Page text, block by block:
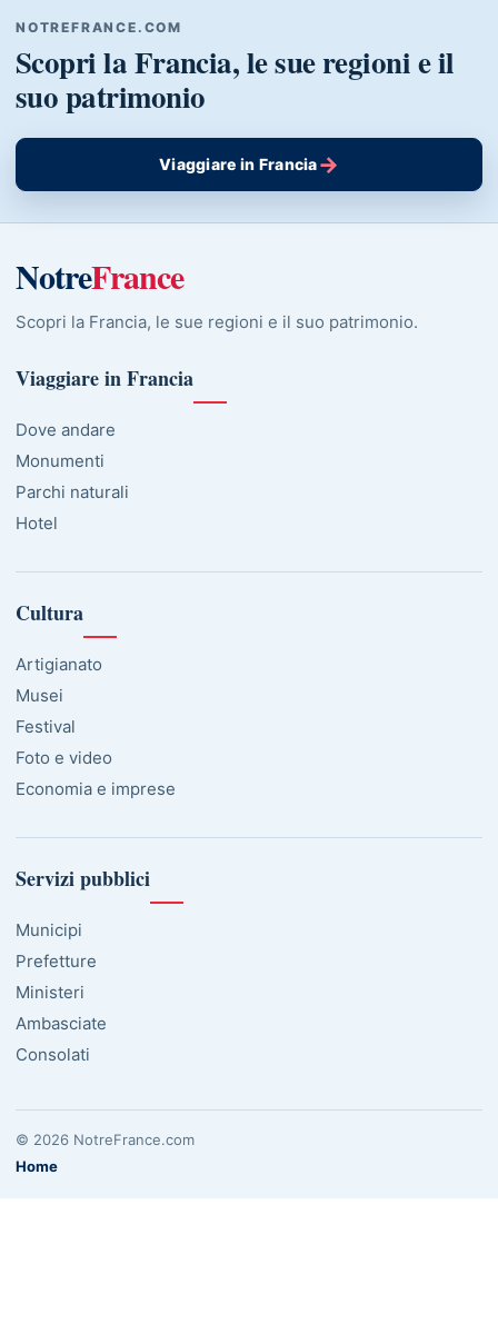
NOTREFRANCE.COM
Scopri la Francia, le sue regioni e il
suo patrimonio
Viaggiare in Francia→
NotreFrance
Scopri la Francia, le sue regioni e il suo patrimonio.
Viaggiare in Francia
Dove andare
Monumenti
Parchi naturali
Hotel
Cultura
Artigianato
Musei
Festival
Foto e video
Economia e imprese
Servizi pubblici
Municipi
Prefetture
Ministeri
Ambasciate
Consolati
© 2026 NotreFrance.com
Home